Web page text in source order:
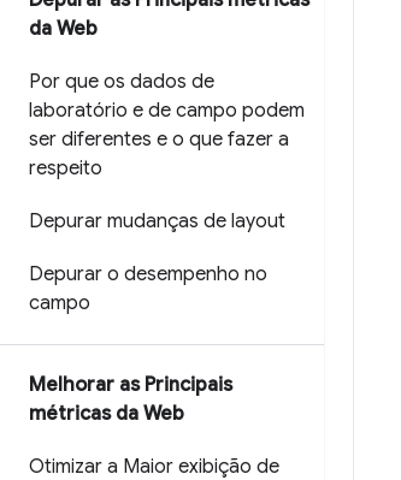
da Web
Por que os dados de
laboratório e de campo podem
ser diferentes e o que fazer a
respeito
Depurar mudanças de layout
Depurar o desempenho no
campo
Melhorar as Principais
métricas da Web
Otimizar a Maior exibição de